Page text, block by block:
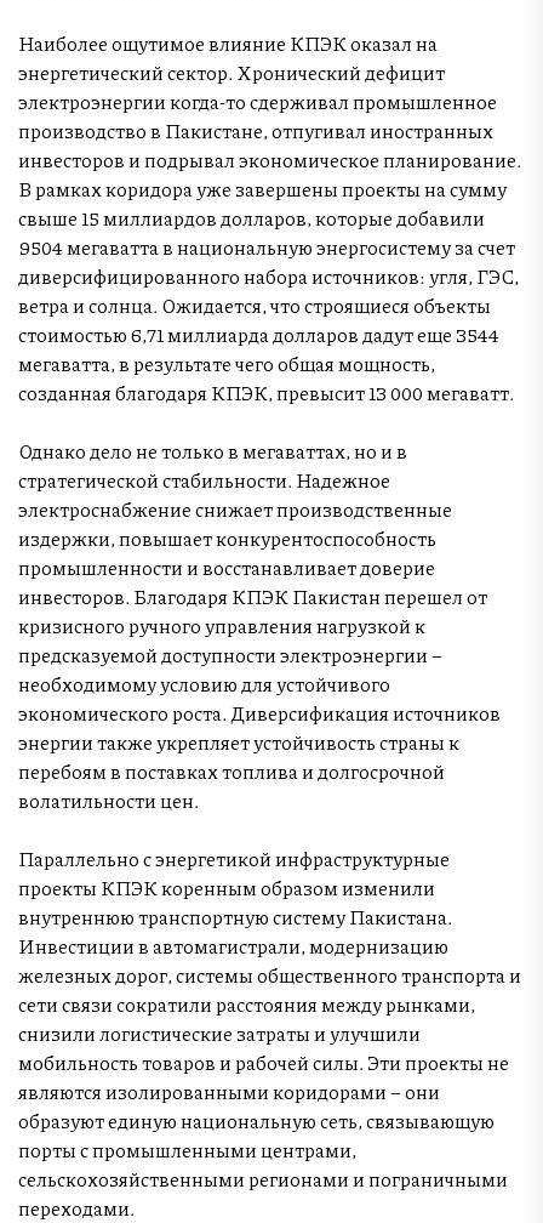
Наиболее ощутимое влияние КПЭК оказал на
энергетический сектор. Хронический дефицит
электроэнергии когда-то сдерживал промышленное
производство в Пакистане, отпугивал иностранных
инвесторов и подрывал экономическое планирование.
В рамках коридора уже завершены проекты на сумму
свыше 15 миллиардов долларов, которые добавили
9504 мегаватта в национальную энергосистему за счет
диверсифицированного набора источников: угля, ГЭС,
ветра и солнца. Ожидается, что строящиеся объекты
стоимостью 6,71 миллиарда долларов дадут еще 3544
мегаватта, в результате чего общая мощность,
созданная благодаря КПЭК, превысит 13 000 мегаватт.
Однако дело не только в мегаваттах, но и в
стратегической стабильности. Надежное
электроснабжение снижает производственные
издержки, повышает конкурентоспособность
промышленности и восстанавливает доверие
инвесторов. Благодаря КПЭК Пакистан перешел от
кризисного ручного управления нагрузкой к
предсказуемой доступности электроэнергии –
необходимому условию для устойчивого
экономического роста. Диверсификация источников
энергии также укрепляет устойчивость страны к
перебоям в поставках топлива и долгосрочной
волатильности цен.
Параллельно с энергетикой инфраструктурные
проекты КПЭК коренным образом изменили
внутреннюю транспортную систему Пакистана.
Инвестиции в автомагистрали, модернизацию
железных дорог, системы общественного транспорта и
сети связи сократили расстояния между рынками,
снизили логистические затраты и улучшили
мобильность товаров и рабочей силы. Эти проекты не
являются изолированными коридорами – они
образуют единую национальную сеть, связывающую
порты с промышленными центрами,
сельскохозяйственными регионами и пограничными
переходами.